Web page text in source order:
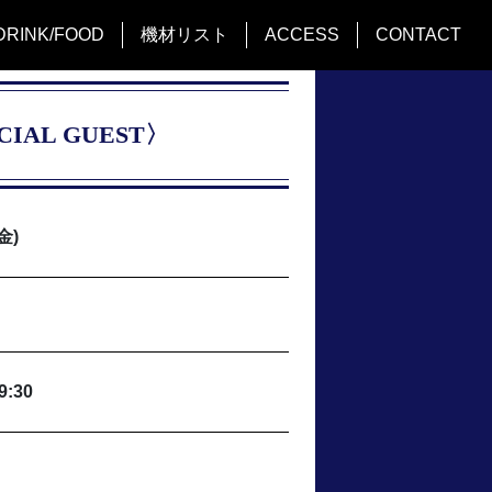
FOOD 機材リスト ACCESS CONTACT
GUEST〉
)